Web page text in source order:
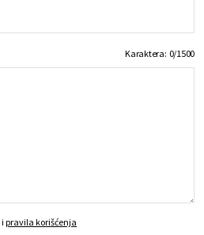
Karaktera: 0/1500
i pravila korišćenja